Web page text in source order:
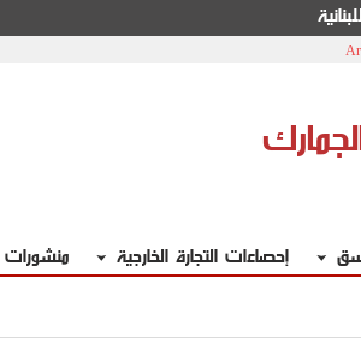
إحصاءات التجارة الخارجية منشورات